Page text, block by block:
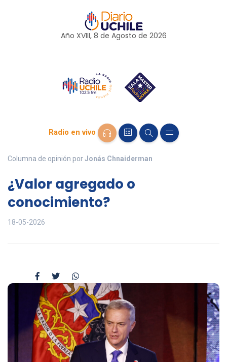
Año XVIII, 8 de Agosto de 2026
Radio en vivo
Columna de opinión porJonás Chnaiderman
¿Valor agregado o
conocimiento?
18-05-2026